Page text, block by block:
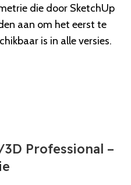
die door SketchUp
aan om het eerst te
is in alle versies.
Professional –